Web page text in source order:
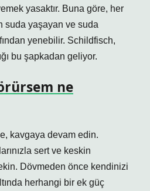
yasaktır. Buna göre, her
suda yaşayan ve suda
yenebilir. Schildfisch,
bu şapkadan geliyor.
ne
kavgaya devam edin.
sert ve keskin
Dövmeden önce kendinizi
herhangi bir ek güç